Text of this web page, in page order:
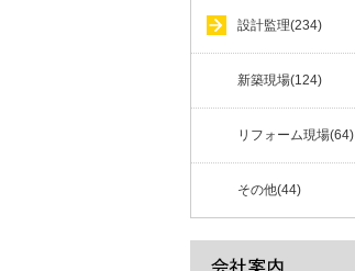
設計監理(234)
新築現場(124)
リフォーム現場(64)
その他(44)